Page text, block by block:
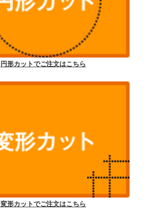
円形カットでご注文はこちら
変形カットでご注文はこちら